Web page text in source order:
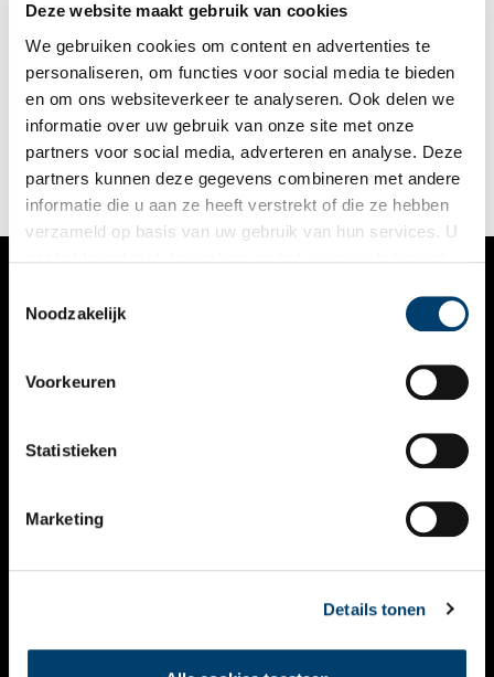
Deze website maakt gebruik van cookies
We gebruiken cookies om content en advertenties te
personaliseren, om functies voor social media te bieden
en om ons websiteverkeer te analyseren. Ook delen we
informatie over uw gebruik van onze site met onze
partners voor social media, adverteren en analyse. Deze
partners kunnen deze gegevens combineren met andere
informatie die u aan ze heeft verstrekt of die ze hebben
verzameld op basis van uw gebruik van hun services. U
Noodzakelijk
Voorkeuren
Statistieken
Marketing
Details tonen
Het wordt steeds kouder buiten, de laatste blaadjes dwarrelen
naar beneden en het regent en waait hard. Wat is er dan
lekkerder om thuis te komen bij een warme kom erwtensoep
met rookworst. Maar wat is het geheim van deze oer-hollandse
winterkost?
VERHALEN
KALENDER
THEMA’S
VIDEO’S
CONTACT